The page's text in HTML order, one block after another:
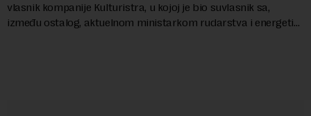
vlasnik kompanije Kulturistra, u kojoj je bio suvlasnik sa,
između ostalog, aktuelnom ministarkom rudarstva i energetike